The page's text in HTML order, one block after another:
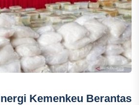
Kemenkeu Berantas